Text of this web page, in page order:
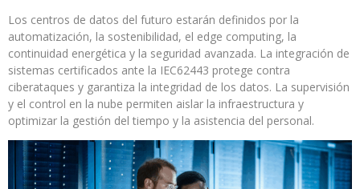
Los centros de datos del futuro estarán definidos por la
automatización, la sostenibilidad, el edge computing, la
continuidad energética y la seguridad avanzada. La integración de
sistemas certificados ante la IEC62443 protege contra
ciberataques y garantiza la integridad de los datos. La supervisión
y el control en la nube permiten aislar la infraestructura y
optimizar la gestión del tiempo y la asistencia del personal.